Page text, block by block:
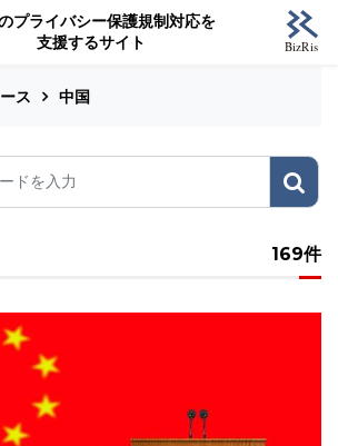
プライバシー保護規制対応を
支援するサイト
ス 中国
169件